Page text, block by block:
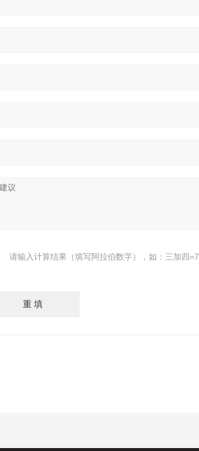
请输入计算结果（填写阿拉伯数字），如：三加四=7